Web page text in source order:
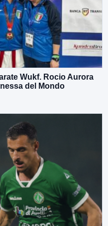
Wukf. Rocio Aurora
del Mondo